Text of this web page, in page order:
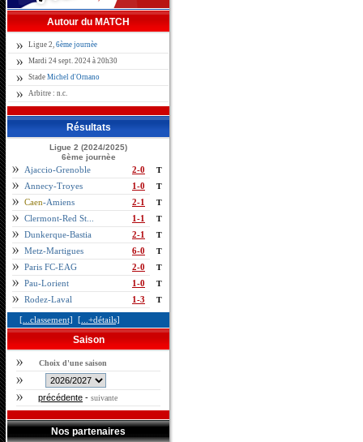
Autour du MATCH
Ligue 2, 6ème journèe
Mardi 24 sept. 2024 à 20h30
Stade Michel d'Ornano
Arbitre : n.c.
Résultats
Ligue 2 (2024/2025)
6ème journèe
Ajaccio-Grenoble 2-0 T
Annecy-Troyes 1-0 T
Caen-Amiens 2-1 T
Clermont-Red St... 1-1 T
Dunkerque-Bastia 2-1 T
Metz-Martigues 6-0 T
Paris FC-EAG 2-0 T
Pau-Lorient 1-0 T
Rodez-Laval 1-3 T
[...classement] [...+détails]
Saison
Choix d'une saison
précédente - suivante
Nos partenaires